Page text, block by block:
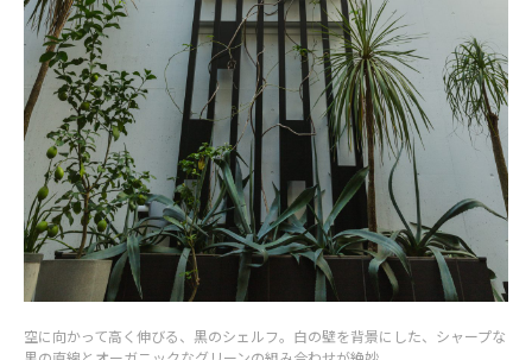
空に向かって高く伸びる、黒のシェルフ。白の壁を背景にした、シャープな